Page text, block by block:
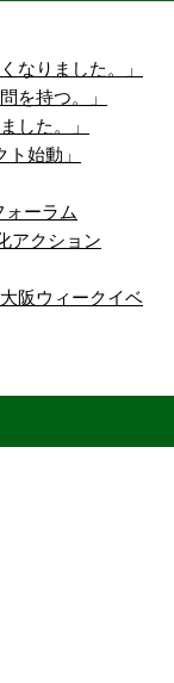
なりました。」
を持つ。」
した。」
始動」
ーラム
アクション
阪ウィークイベ